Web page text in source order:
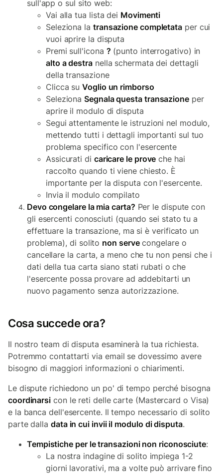
sull'app o sul sito web:
Vai alla tua lista dei Movimenti
Seleziona la transazione completata per cui
vuoi aprire la disputa
Premi sull'icona ? (punto interrogativo) in
alto a destranella schermata dei dettagli
della transazione
Clicca suVoglio un rimborso
SelezionaSegnala questa transazione per
aprire il modulo di disputa
Segui attentamente le istruzioni nel modulo,
mettendo tutti i dettagli importanti sul tuo
problema specifico con l'esercente
Assicurati di caricare le prove che hai
raccolto quando ti viene chiesto. È
importante per la disputa con l'esercente.
Invia il modulo compilato
Devo congelare la mia carta? Per le dispute con
gli esercenti conosciuti (quando sei stato tu a
effettuare la transazione, ma si è verificato un
problema), di solito non servecongelare o
cancellare la carta, a meno che tu non pensi che i
dati della tua carta siano stati rubati o che
l'esercente possa provare ad addebitarti un
nuovo pagamento senza autorizzazione.
Cosa succede ora?
Il nostro team di disputa esaminerà la tua richiesta.
Potremmo contattarti via email se dovessimo avere
bisogno di maggiori informazioni o chiarimenti.
Le dispute richiedono un po' di tempo perché bisogna
coordinarsi con le reti delle carte (Mastercard o Visa)
e la banca dell'esercente. Il tempo necessario di solito
parte dalla data in cui invii il modulo di disputa.
Tempistiche per le transazioni non riconosciute:
La nostra indagine di solito impiega 1-2
giorni lavorativi, ma a volte può arrivare fino